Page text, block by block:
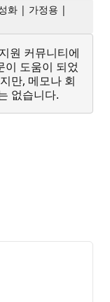
화 | 가정용 |
원 커뮤니티에
이 도움이 되었
만, 메모나 회
없습니다.